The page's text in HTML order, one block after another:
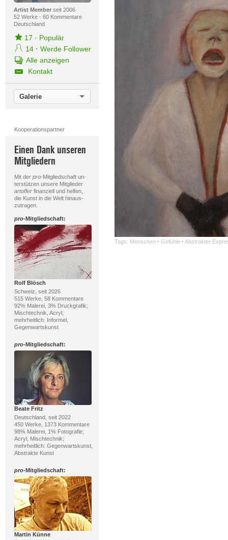
Artist Memberseit 2006
52 Werke · 60 Kommentare
Deutschland
17 · Populär
14 · Werde Follower
Alle anzeigen
Kontakt
Galerie
Kooperationspartner
Einen Dank unseren
Mitgliedern
Mit der pro-Mitgliedschaft un-
terstützen unsere Mitglieder
artofferfinanziell und helfen,
die Kunst in die Welt hinaus-
zutragen.
pro-Mitgliedschaft:
Rolf Blösch
Schweiz, seit 2026
515 Werke, 58 Kommentare
92% Malerei, 3% Druckgrafik;
Mischtechnik, Acryl;
mehrheitlich: Informel,
Gegenwartskunst
pro-Mitgliedschaft:
Beate Fritz
Deutschland, seit 2022
450 Werke, 1373 Kommentare
98% Malerei, 1% Fotografie;
Acryl, Mischtechnik;
mehrheitlich: Gegenwartskunst,
Abstrakte Kunst
pro-Mitgliedschaft:
Martin Künne
Tags: Menschen · Gefühle · Abstrakter